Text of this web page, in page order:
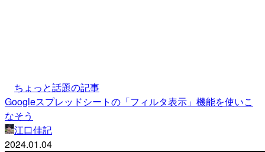
ちょっと話題の記事
Googleスプレッドシートの「フィルタ表示」機能を使いこ
なそう
江口佳記
2024.01.04